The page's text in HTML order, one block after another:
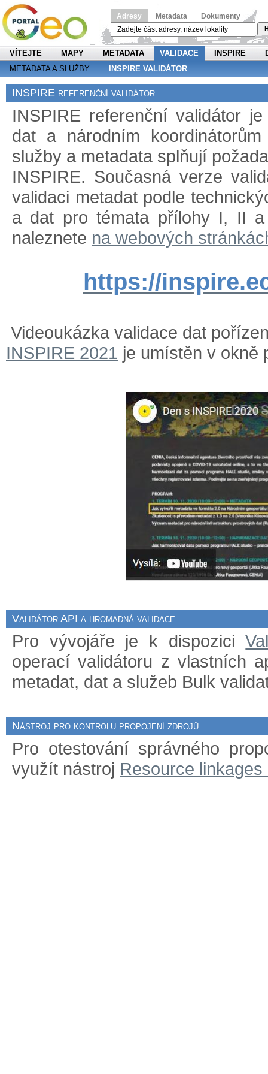
Adresy Metadata Dokumenty
VÍTEJTE MAPY METADATA VALIDACE INSPIRE
METADATA A SLUŽBY
INSPIRE VALIDÁTOR
INSPIRE referenční validátor
INSPIRE referenční validátor
dat a národním
služby a metadata splňují
INSPIRE. Současná verze
validaci metadat podle
a dat pro témata přílohy I, II a
naleznete na webových
https://
Videoukázka validace dat
INSPIRE 2021 je umístěn v okně
Validátor API a hromadná validace
Pro vývojáře je k dispozici
operací validátoru z vlastních
metadat, dat a služeb Bulk
Nástroj pro kontrolu propojení zdrojů
Pro otestování správného
využít nástroj Resource